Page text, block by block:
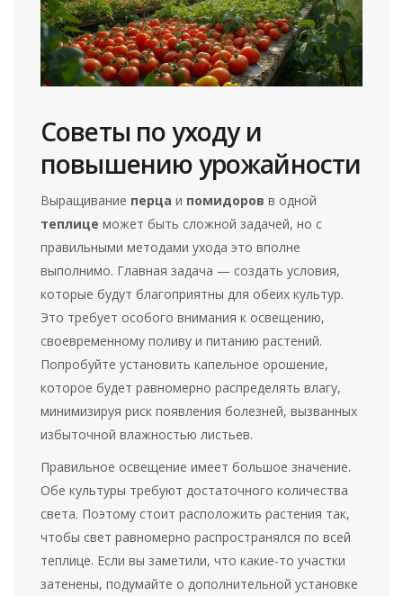
Советы по уходу и
повышению урожайности
Выращивание перца и помидоров в одной
теплице может быть сложной задачей, но с
правильными методами ухода это вполне
выполнимо. Главная задача — создать условия,
которые будут благоприятны для обеих культур.
Это требует особого внимания к освещению,
своевременному поливу и питанию растений.
Попробуйте установить капельное орошение,
которое будет равномерно распределять влагу,
минимизируя риск появления болезней, вызванных
избыточной влажностью листьев.
Правильное освещение имеет большое значение.
Обе культуры требуют достаточного количества
света. Поэтому стоит расположить растения так,
чтобы свет равномерно распространялся по всей
теплице. Если вы заметили, что какие-то участки
затенены, подумайте о дополнительной установке